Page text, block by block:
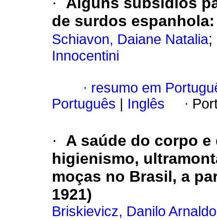
de surdos
Schiavon, Daiane Natalia;
Innocentini
· resumo em
Português
Inglês ·
·
A saúde do corpo
higienismo,
moças no Brasil, a
1921)
Briskievicz, Danilo Arnaldo